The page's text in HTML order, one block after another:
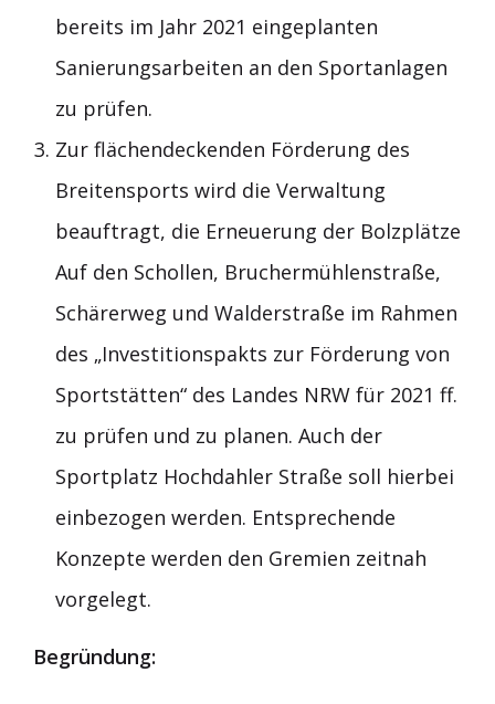
bereits im Jahr 2021 eingeplanten
Sanierungsarbeiten an den Sportanlagen
zu prüfen.
Zur flächendeckenden Förderung des
Breitensports wird die Verwaltung
beauftragt, die Erneuerung der Bolzplätze
Auf den Schollen, Bruchermühlenstraße,
Schärerweg und Walderstraße im Rahmen
des „Investitionspakts zur Förderung von
Sportstätten“ des Landes NRW für 2021 ff.
zu prüfen und zu planen. Auch der
Sportplatz Hochdahler Straße soll hierbei
einbezogen werden. Entsprechende
Konzepte werden den Gremien zeitnah
vorgelegt.
Begründung: